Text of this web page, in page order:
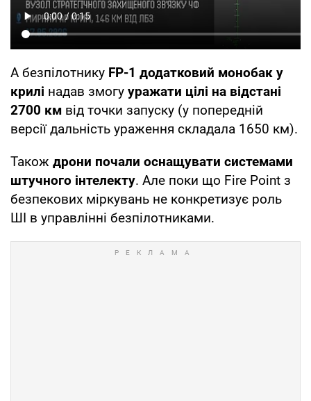
А безпілотнику FP-1 додатковий монобак у
крилі надав змогу уражати цілі на відстані
2700 км від точки запуску (у попередній
версії дальність ураження складала 1650 км).
Також дрони почали оснащувати системами
штучного інтелекту. Але поки що Fire Point з
безпекових міркувань не конкретизує роль
ШІ в управлінні безпілотниками.